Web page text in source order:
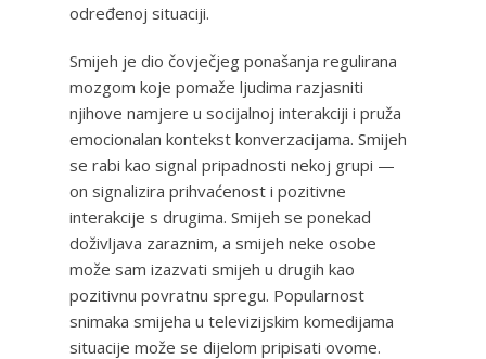
određenoj situaciji.
Smijeh je dio čovječjeg ponašanja regulirana
mozgom koje pomaže ljudima razjasniti
njihove namjere u socijalnoj interakciji i pruža
emocionalan kontekst konverzacijama. Smijeh
se rabi kao signal pripadnosti nekoj grupi —
on signalizira prihvaćenost i pozitivne
interakcije s drugima. Smijeh se ponekad
doživljava zaraznim, a smijeh neke osobe
može sam izazvati smijeh u drugih kao
pozitivnu povratnu spregu. Popularnost
snimaka smijeha u televizijskim komedijama
situacije može se dijelom pripisati ovome.